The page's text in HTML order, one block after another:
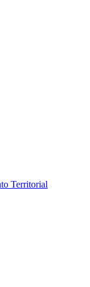
Territorial